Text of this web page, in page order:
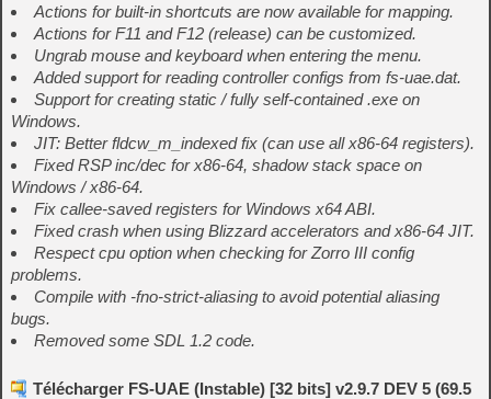
Actions for built-in shortcuts are now available for mapping.
Actions for F11 and F12 (release) can be customized.
Ungrab mouse and keyboard when entering the menu.
Added support for reading controller configs from fs-uae.dat.
Support for creating static / fully self-contained .exe on
Windows.
JIT: Better fldcw_m_indexed fix (can use all x86-64 registers).
Fixed RSP inc/dec for x86-64, shadow stack space on
Windows / x86-64.
Fix callee-saved registers for Windows x64 ABI.
Fixed crash when using Blizzard accelerators and x86-64 JIT.
Respect cpu option when checking for Zorro III config
problems.
Compile with -fno-strict-aliasing to avoid potential aliasing
bugs.
Removed some SDL 1.2 code.
Télécharger FS-UAE (Instable) [32 bits] v2.9.7 DEV 5 (69.5